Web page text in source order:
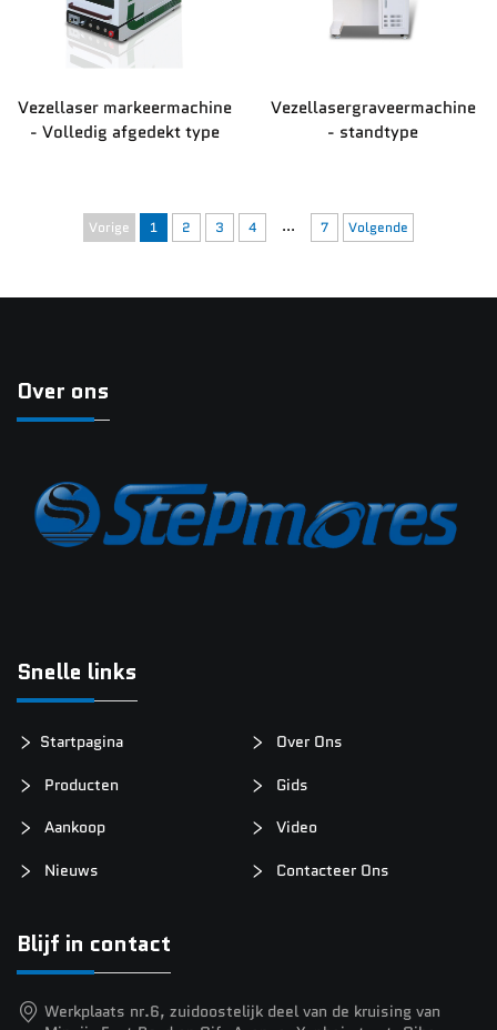
Vezellaser markeermachine
- Volledig afgedekt type
Vezellasergraveermachine
- standtype
Vorige 1 2 3 4 ... 7 Volgende
Over ons
Snelle links
Startpagina
Over Ons
Producten
Gids
Aankoop
Video
Nieuws
Contacteer Ons
Blijf in contact
Werkplaats nr.6, zuidoostelijk deel van de kruising van